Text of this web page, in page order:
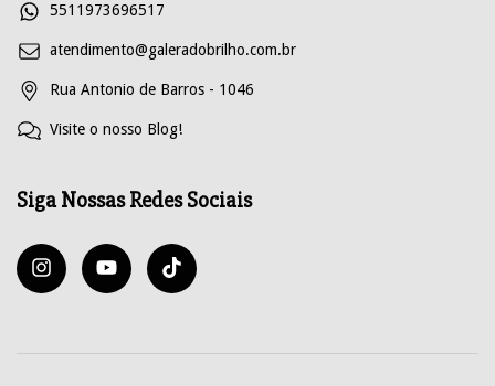
5511973696517
atendimento@galeradobrilho.com.br
Rua Antonio de Barros - 1046
Visite o nosso Blog!
Siga Nossas Redes Sociais